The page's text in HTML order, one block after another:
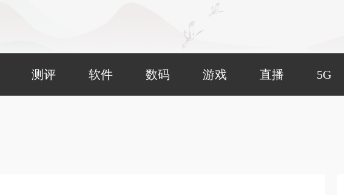
测评 软件 数码 游戏 直播 5G